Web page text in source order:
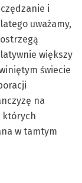
i
uważamy,
większy
świecie
na
których
w tamtym